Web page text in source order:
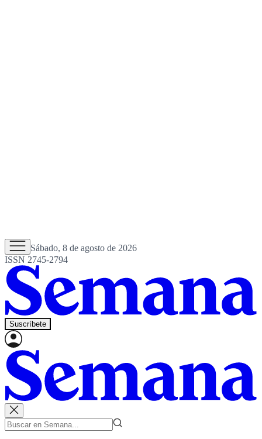
Sábado, 8 de agosto de 2026
ISSN 2745-2794
Suscríbete